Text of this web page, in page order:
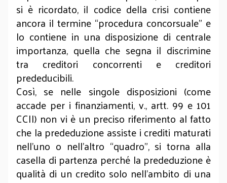
si è ricordato, il codice della crisi contiene
ancora il termine “procedura concorsuale” e
lo contiene in una disposizione di centrale
importanza, quella che segna il discrimine
tra creditori concorrenti e creditori
prededucibili.
Così, se nelle singole disposizioni (come
accade per i finanziamenti, v., artt. 99 e 101
CCII) non vi è un preciso riferimento al fatto
che la prededuzione assiste i crediti maturati
nell’uno o nell’altro “quadro”, si torna alla
casella di partenza perché la prededuzione è
qualità di un credito solo nell’ambito di una